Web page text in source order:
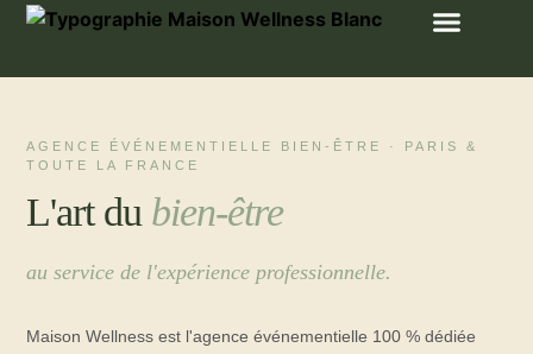
AGENCE ÉVÉNEMENTIELLE BIEN-ÊTRE · PARIS &
TOUTE LA FRANCE
L'art du bien-être
au service de l'expérience professionnelle.
Maison Wellness est l'agence événementielle 100 % dédiée